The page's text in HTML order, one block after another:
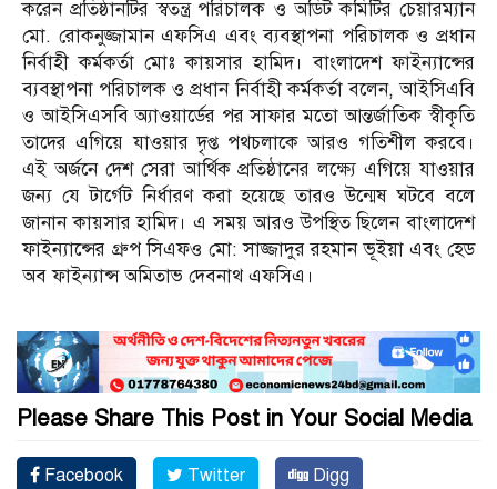
করেন প্রতিষ্ঠানটির স্বতন্ত্র পরিচালক ও অডিট কমিটির চেয়ারম্যান
মো. রোকনুজ্জামান এফসিএ এবং ব্যবস্থাপনা পরিচালক ও প্রধান
নির্বাহী কর্মকর্তা মোঃ কায়সার হামিদ। বাংলাদেশ ফাইন্যান্সের
ব্যবস্থাপনা পরিচালক ও প্রধান নির্বাহী কর্মকর্তা বলেন, আইসিএবি
ও আইসিএসবি অ্যাওয়ার্ডের পর সাফার মতো আন্তর্জাতিক স্বীকৃতি
তাদের এগিয়ে যাওয়ার দৃপ্ত পথচলাকে আরও গতিশীল করবে।
এই অর্জনে দেশ সেরা আর্থিক প্রতিষ্ঠানের লক্ষ্যে এগিয়ে যাওয়ার
জন্য যে টার্গেট নির্ধারণ করা হয়েছে তারও উন্মেষ ঘটবে বলে
জানান কায়সার হামিদ। এ সময় আরও উপস্থিত ছিলেন বাংলাদেশ
ফাইন্যান্সের গ্রুপ সিএফও মো: সাজ্জাদুর রহমান ভূইয়া এবং হেড
অব ফাইন্যান্স অমিতাভ দেবনাথ এফসিএ।
Please Share This Post in Your Social Media
Facebook Twitter Digg